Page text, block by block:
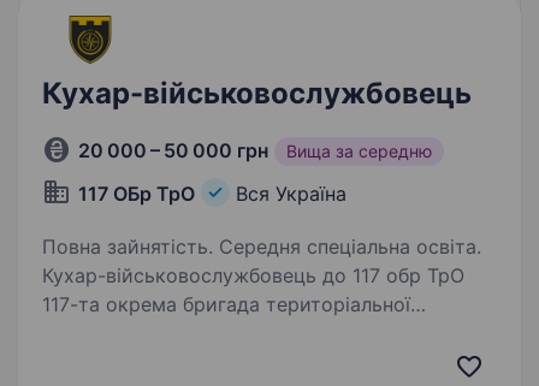
Кухар-військовослужбовець
20 000 – 50 000 грн Вища за середню
117 ОБр ТрО Вся Україна
Повна зайнятість. Середня спеціальна освіта.
Кухар-військовослужбовець до 117 обр ТрО
117-та окрема бригада територіальної
оборони Збройних сил України у місті Суми.